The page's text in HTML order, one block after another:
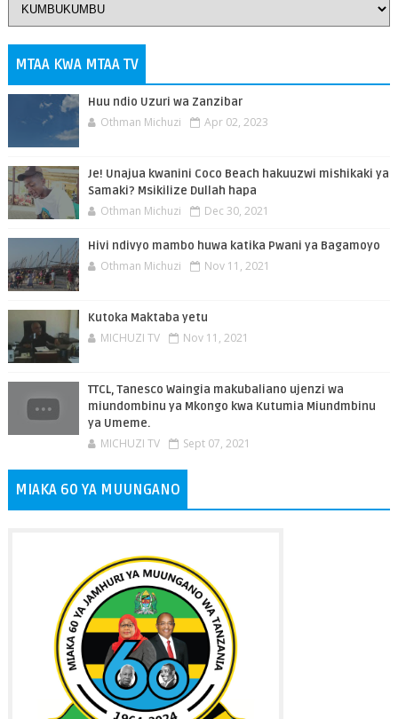
MTAA KWA MTAA TV
Huu ndio Uzuri wa Zanzibar
Othman Michuzi Apr 02, 2023
Je! Unajua kwanini Coco Beach hakuuzwi mishikaki ya
Samaki? Msikilize Dullah hapa
Othman Michuzi Dec 30, 2021
Hivi ndivyo mambo huwa katika Pwani ya Bagamoyo
Othman Michuzi Nov 11, 2021
Kutoka Maktaba yetu
MICHUZI TV Nov 11, 2021
TTCL, Tanesco Waingia makubaliano ujenzi wa
miundombinu ya Mkongo kwa Kutumia Miundmbinu
ya Umeme.
MICHUZI TV Sept 07, 2021
MIAKA 60 YA MUUNGANO